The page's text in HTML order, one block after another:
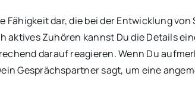
Fähigkeit dar, die bei der Entwicklung
aktives Zuhören kannst Du die Details
darauf reagieren. Wenn Du
Gesprächspartner sagt, um eine